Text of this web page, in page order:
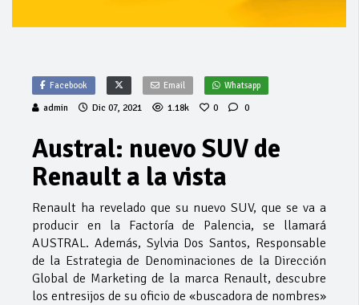
Facebook Email Whatsapp
admin Dic 07, 2021 1.18k 0 0
Austral: nuevo SUV de
Renault a la vista
Renault ha revelado que su nuevo SUV, que se va a
producir en la Factoría de Palencia, se llamará
AUSTRAL. Además, Sylvia Dos Santos, Responsable
de la Estrategia de Denominaciones de la Dirección
Global de Marketing de la marca Renault, descubre
los entresijos de su oficio de «buscadora de nombres»